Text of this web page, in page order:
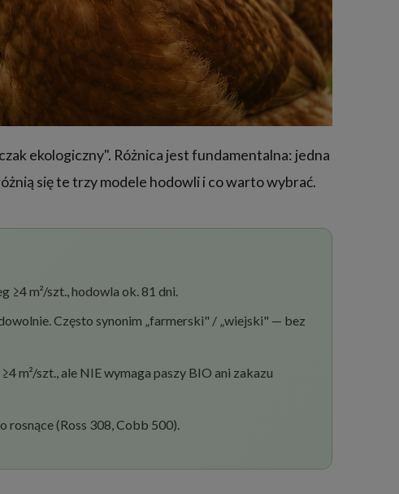
ekologiczny". Różnica jest fundamentalna: jedna
się te trzy modele hodowli i co warto wybrać.
m²/szt., hodowla ok. 81 dni.
Często synonim „farmerski" / „wiejski" — bez
m²/szt., ale NIE wymaga paszy BIO ani zakazu
rosnące (Ross 308, Cobb 500).